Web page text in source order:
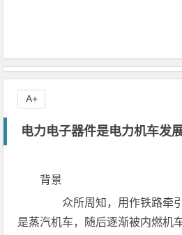
电力电子器件是电力机车发
背景
众所周知，用作铁路牵引
是蒸汽机车，随后逐渐被内燃机
A+